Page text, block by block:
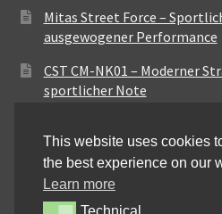
Mitas Street Force –
ausgewogener Performance
CST CM-NK01 – Moderner
sportlicher Note
Maxxis MA-ST3 –
für vielseitige Einsätze
Pirelli City Demon –
Alltag
This website uses cookies
the best experience on our
Learn more
Technical